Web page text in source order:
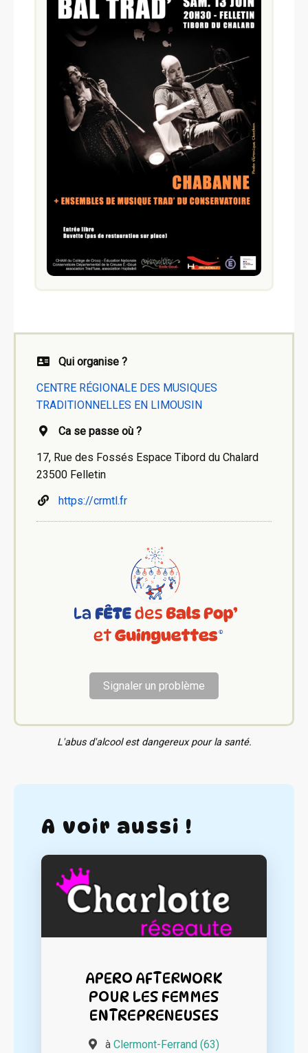
Qui organise ?
CENTRE RÉGIONALE DES MUSIQUES
TRADITIONNELLES EN LIMOUSIN
Ca se passe où ?
17, Rue des Fossés Espace Tibord du Chalard
23500 Felletin
https://crmtl.fr
Signaler un problème
L'abus d'alcool est dangereux pour la santé.
A voir aussi !
APERO AFTERWORK
POUR LES FEMMES
ENTREPRENEUSES
à Clermont-Ferrand (63)